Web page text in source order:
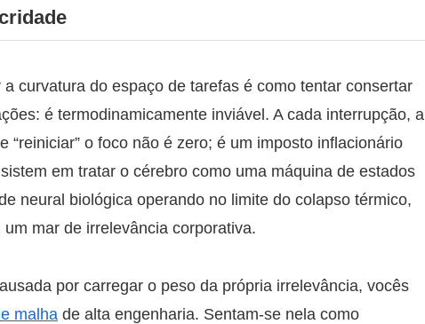
curvatura do espaço de tarefas é como tentar consertar
é termodinamicamente inviável. A cada interrupção, a
“reiniciar” o foco não é zero; é um imposto inflacionário
em tratar o cérebro como uma máquina de estados
neural biológica operando no limite do colapso térmico,
mar de irrelevância corporativa.
por carregar o peso da própria irrelevância, vocês
malha de alta engenharia. Sentam-se nela como